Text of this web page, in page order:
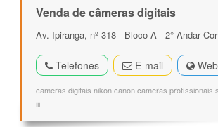
Venda de câmeras digitais
Av. Ipiranga, nº 318 - Bloco A - 2° Andar
Telefones E-mail
cameras digitais nikon canon cameras profissionais
iii